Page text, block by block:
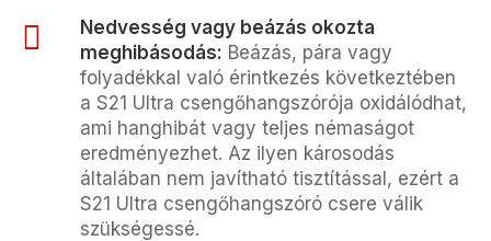
Nedvesség vagy beázás okozta
meghibásodás: Beázás, pára vagy
folyadékkal való érintkezés következtében
a S21 Ultra csengőhangszórója oxidálódhat,
ami hanghibát vagy teljes némaságot
eredményezhet. Az ilyen károsodás
általában nem javítható tisztítással, ezért a
S21 Ultra csengőhangszóró csere válik
szükségessé.